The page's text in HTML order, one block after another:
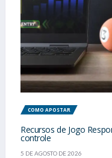
COMO APOSTAR
Recursos de Jogo
controle
5 DE AGOSTO DE 2026